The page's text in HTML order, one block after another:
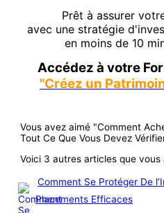
Prêt à assurer
avec une stratégie
en moins de 10
Accédez à votre
"Créez un
Vous avez aimé "Comment
Tout Ce Que Vous Devez
Voici 3 autres articles que vous
Comment Se Protéger De
Placements Efficaces